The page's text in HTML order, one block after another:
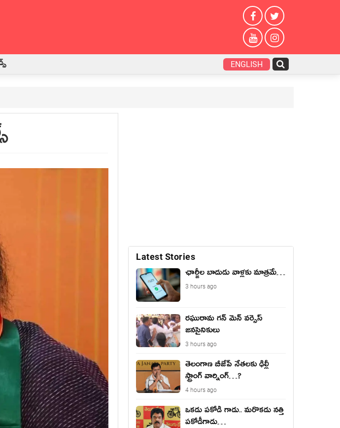
ENGLISH
Latest Stories
ఛార్జీల బాదుడు వాళ్లకు మాత్రమే…
3 hours ago
రఘురామ గన్ మెన్ వర్సెస్
జనసైనికులు
3 hours ago
తెలంగాణ బీజేపీ నేత‌ల‌కు ఢిల్లీ
స్ట్రాంగ్ వార్నింగ్‌…?
4 hours ago
ఒకడు పకోడీ గాడు.. మరొకడు నత్తి
పకోడీగాడు…